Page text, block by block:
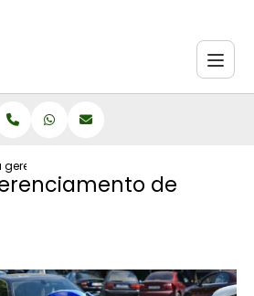
residuos
de